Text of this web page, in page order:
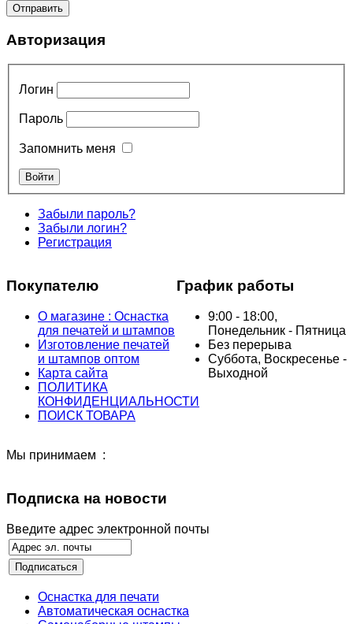
Авторизация
Логин
Пароль
Запомнить меня
Забыли пароль?
Забыли логин?
Регистрация
Покупателю
О магазине : Оснастка
для печатей и штампов
Изготовление печатей
и штампов оптом
Карта сайта
ПОЛИТИКА
КОНФИДЕНЦИАЛЬНОСТИ
ПОИСК ТОВАРА
График работы
9:00 - 18:00,
Понедельник - Пятница
Без перерыва
Суббота, Воскресенье -
Выходной
Мы принимаем :
Подписка на новости
Введите адрес электронной почты
Оснастка для печати
Автоматическая оснастка